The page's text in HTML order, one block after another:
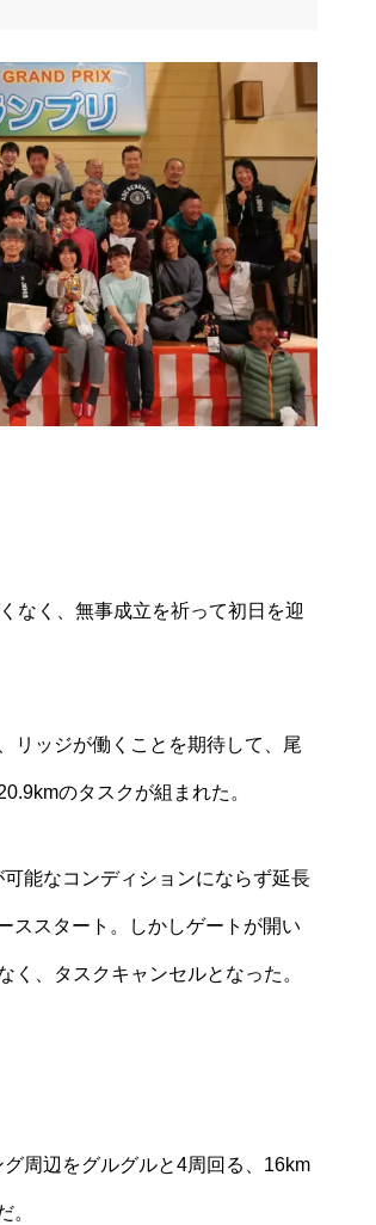
なく、無事成立を祈って初日を迎
リッジが働くことを期待して、尾
のタスクが組まれた。
能なコンディションにならず延長
ススタート。しかしゲートが開い
、タスクキャンセルとなった。
周辺をグルグルと4周回る、16km
。